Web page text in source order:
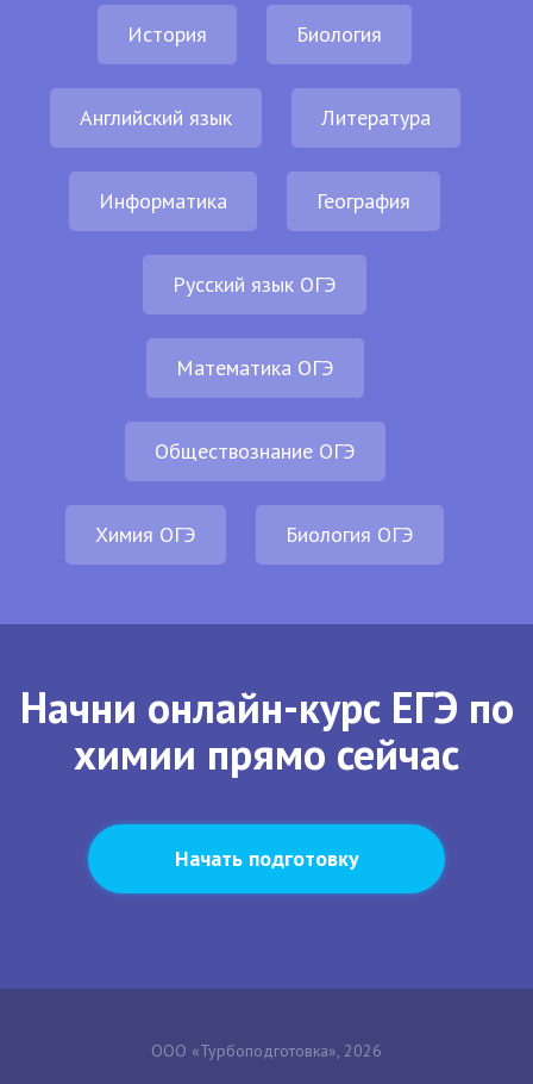
История Биология
Английский язык Литература
Информатика География
Русский язык ОГЭ
Математика ОГЭ
Обществознание ОГЭ
Химия ОГЭ Биология ОГЭ
Начни онлайн-курс ЕГЭ по
химии прямо сейчас
Начать подготовку
ООО «Турбоподготовка», 2026